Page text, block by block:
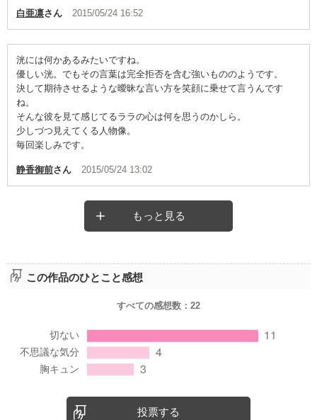
白亜凛さん 2015/05/24 16:52
洸には何かあるみたいですね。
優しい洸。でもその言葉は完全拒否を含む強いもののようです。
決して期待させるような曖昧な言い方を笑顔に乗せて言うんです
ね。
そんな彼を見て感じてるララの心は何を思うのかしら。
少しづつ見えてくる人物像。
毎回楽しみです。
静香御前さん 2015/05/24 13:02
もっと見る
この作品のひとこと感想
すべての感想数： 22
投票する